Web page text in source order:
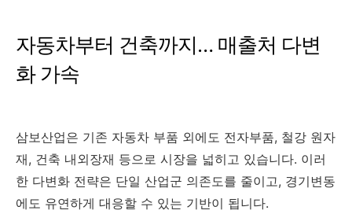
자동차부터 건축까지… 매출처 다변
화 가속
삼보산업은 기존 자동차 부품 외에도 전자부품, 철강 원자
재, 건축 내외장재 등으로 시장을 넓히고 있습니다. 이러
한 다변화 전략은 단일 산업군 의존도를 줄이고, 경기변동
에도 유연하게 대응할 수 있는 기반이 됩니다.